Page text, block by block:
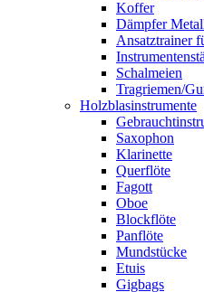
Koffer
Dämpfer
Ansatztrainer
Schalmeien
Tragriemen/
Holzblasinstrumente
Saxophon
Klarinette
Querflöte
Fagott
Oboe
Blockflöte
Panflöte
Mundstücke
Etuis
Gigbags